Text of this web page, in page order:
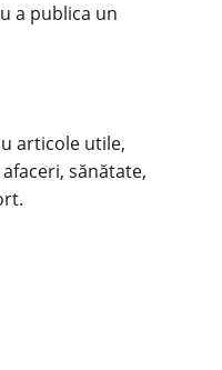
a publica un
articole utile,
sănătate,